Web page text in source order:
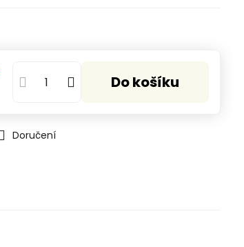
Do košíku
Doručení